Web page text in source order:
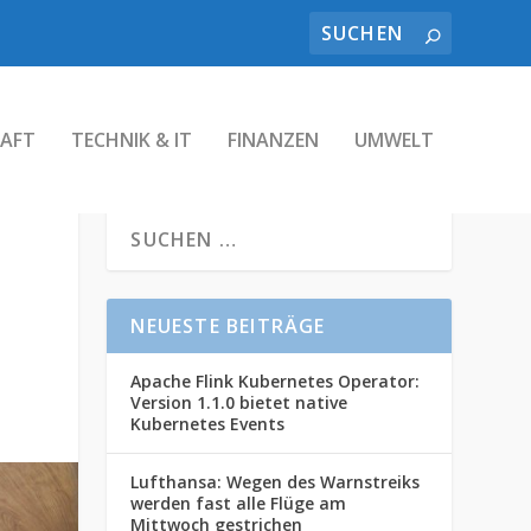
TECHNIK & IT FINANZEN UMWELT
NEUESTE BEITRÄGE
Apache Flink Kubernetes Operator:
Version 1.1.0 bietet native
Kubernetes Events
Lufthansa: Wegen des Warnstreiks
werden fast alle Flüge am
Mittwoch gestrichen